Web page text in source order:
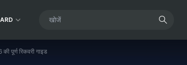
पूर्ण रिकवरी गाइड